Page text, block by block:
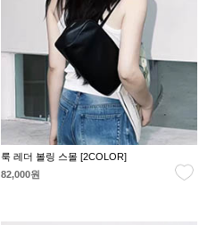
룩 레더 볼링 스몰 [2COLOR]
82,000원